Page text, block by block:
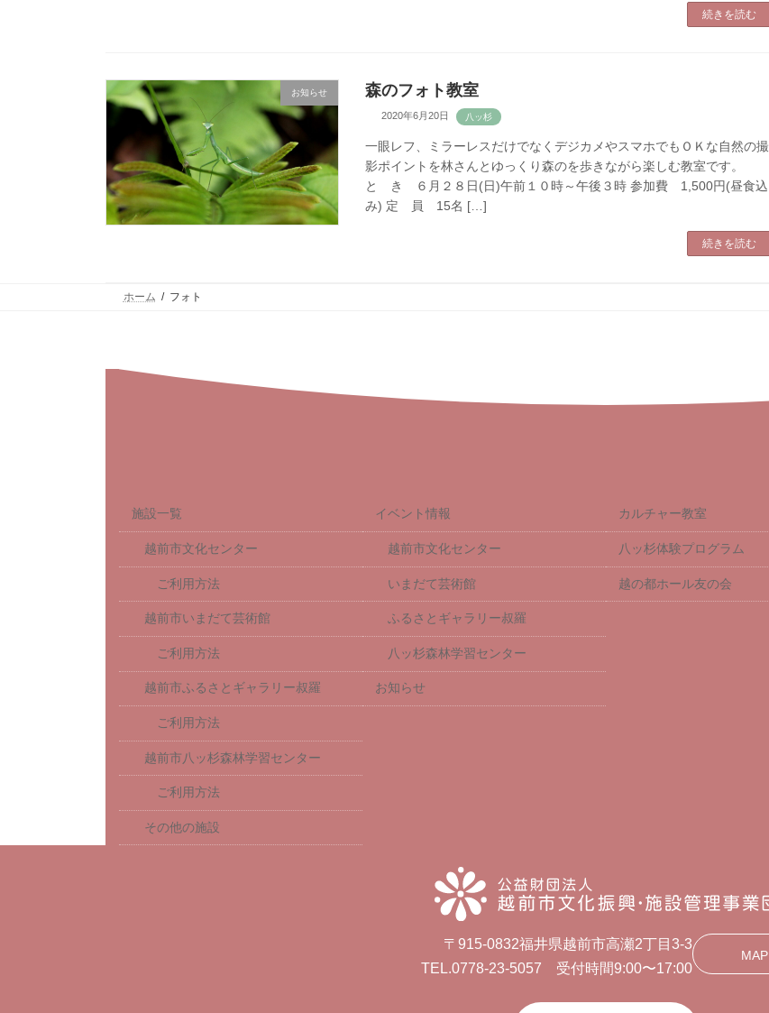
続きを読む
お知らせ 森のフォト教室
2020年6月20日
一眼レフ、ミラーレスだけでなくデジカメやスマホでもＯＫな自然の撮
影ポイントを林さんとゆっくり森のを歩きながら楽しむ教室です。
と き ６月２８日(日)午前１０時～午後３時 参加費 1,500円(昼食込
み) 定 員 15名 […]
続きを読む
ホーム フォト
施設一覧
越前市文化センター
ご利用方法
越前市いまだて芸術館
ご利用方法
越前市ふるさとギャラリー叔羅
ご利用方法
越前市八ッ杉森林学習センター
ご利用方法
その他の施設
イベント情報
越前市文化センター
いまだて芸術館
ふるさとギャラリー叔羅
八ッ杉森林学習センター
お知らせ
カルチャー教室
八ッ杉体験プログラム
越の都ホール友の会
〒915-0832福井県越前市高瀬2丁目3-3
TEL.0778-23-5057 受付時間9:00〜17:00
MAP